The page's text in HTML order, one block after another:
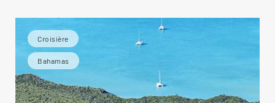
Croisière
Bahamas